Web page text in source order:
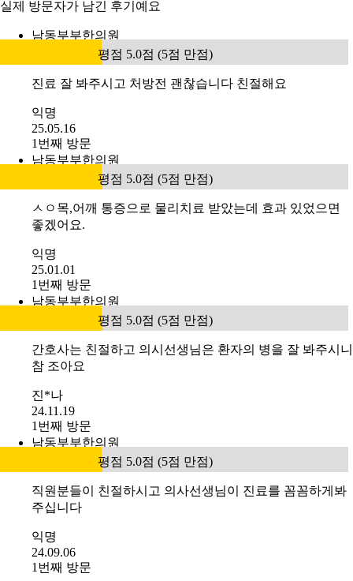
실제 방문자가 남긴 후기예요
남동부부한의원
평점 5.0점 (5점 만점)
진료 잘 봐주시고 처방전 괜찮습니다 친절해요
익명
25.05.16
1번째 방문
남동부부한의원
평점 5.0점 (5점 만점)
ㅅㅇ목,어깨 통증으로 물리치료 받았는데 효과 있었으면
좋겠어요.
익명
25.01.01
1번째 방문
남동부부한의원
평점 5.0점 (5점 만점)
간호사는 친절하고 의시선생님은 환자의 병을 잘 봐주시니
참 조아요
진*나
24.11.19
1번째 방문
남동부부한의원
평점 5.0점 (5점 만점)
직원분들이 친절하시고 의사선생님이 진료를 꼼꼼하게봐
주십니다
익명
24.09.06
1번째 방문